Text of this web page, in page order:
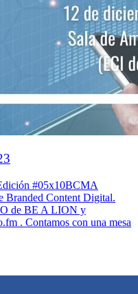
#05x10BCMA
Branded Content Digital.
de BE A LION y
. Contamos con una mesa